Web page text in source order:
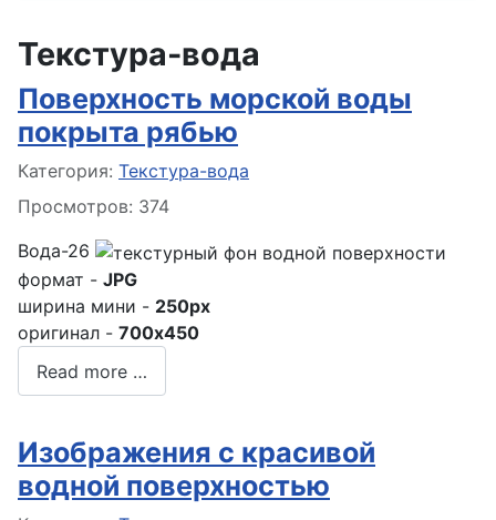
Текстура-вода
Поверхность морской воды
покрыта рябью
Информация о материале
Категория: Текстура-вода
Просмотров: 374
Вода-26
формат - JPG
ширина мини - 250px
оригинал - 700x450
Read more …
Изображения с красивой
водной поверхностью